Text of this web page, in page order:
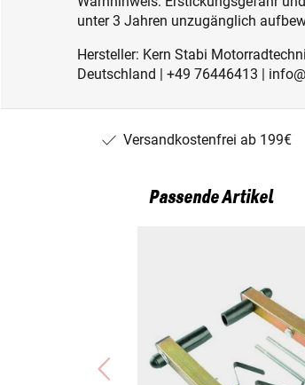
unter 3 Jahren unzugänglich
Hersteller: Kern Stabi
Deutschland | +49 76446413 |
Versandkostenfrei ab 199€
Passende Artikel